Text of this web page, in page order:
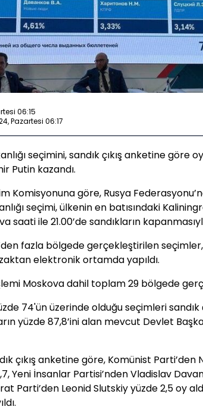
06:15
Pazartesi 06:17
seçimini, sandık çıkış anketine göre
Putin kazandı.
Komisyonuna göre, Rusya
seçimi, ülkenin en batısındaki
saati ile 21.00’de sandıkların
fazla bölgede gerçekleştirilen
elektronik ortamda yapıldı.
Moskova dahil toplam 29 bölgede
74'ün üzerinde olduğu seçimleri sandık
yüzde 87,8’ini alan mevcut Devlet
çıkış anketine göre, Komünist Parti’den
Yeni İnsanlar Partisi’nden Vladislav
Parti’den Leonid Slutskiy yüzde 2,5 oy